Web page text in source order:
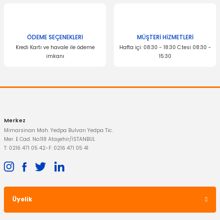
MOTORCRAFT
Buji Focus C-Max Mondeo 4 Adet
1.504,91 TL
ÖDEME SEÇENEKLERİ
Kredi Kartı ve havale ile ödeme
imkanı
MÜŞTERİ HİZMETLERİ
Hafta içi: 08:30 - 18:30 C.tesi 08:30 -
15:30
Merkez
Mimarsinan Mah. Yedpa Bulvarı Yedpa Tic.
Mer. E Cad. No:118 Ataşehir/İSTANBUL
T: 0216 471 05 42-F: 0216 471 05 41
Üyelik